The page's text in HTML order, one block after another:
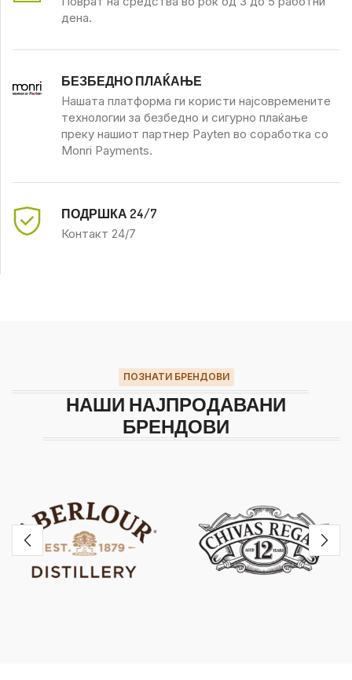
дена.
БЕЗБЕДНО ПЛАЌАЊЕ
Нашата платформа ги користи најсовремените
технологии за безбедно и сигурно плаќање
преку нашиот партнер Payten во соработка со
Monri Payments.
ПОДРШКА 24/7
Контакт 24/7
ПОЗНАТИ БРЕНДОВИ
НАШИ НАЈПРОДАВАНИ
БРЕНДОВИ